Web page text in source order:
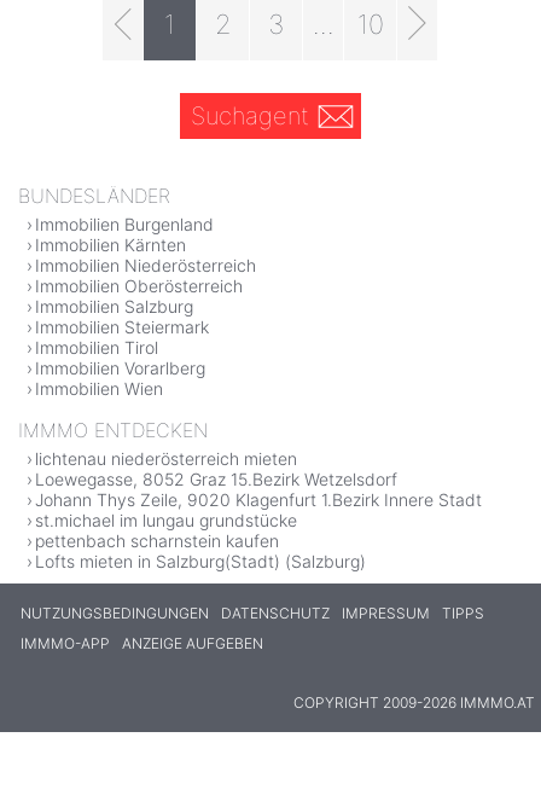
1 2 3 10
Suchagent
BUNDESLÄNDER
Immobilien Burgenland
Immobilien Kärnten
Immobilien Niederösterreich
Immobilien Oberösterreich
Immobilien Salzburg
Immobilien Steiermark
Immobilien Tirol
Immobilien Vorarlberg
Immobilien Wien
IMMMO ENTDECKEN
lichtenau niederösterreich mieten
Loewegasse, 8052 Graz 15.Bezirk Wetzelsdorf
Johann Thys Zeile, 9020 Klagenfurt 1.Bezirk Innere Stadt
st.michael im lungau grundstücke
pettenbach scharnstein kaufen
Lofts mieten in Salzburg(Stadt) (Salzburg)
NUTZUNGSBEDINGUNGEN DATENSCHUTZ IMPRESSUM
TIPPS
IMMMO-APP
ANZEIGE AUFGEBEN
COPYRIGHT 2009-2026 IMMMO.AT